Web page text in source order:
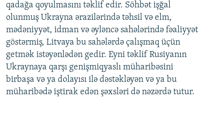
qadağa qoyulmasını təklif edir. Söhbət işğal
olunmuş Ukrayna ərazilərində təhsil və elm,
mədəniyyət, idman və əyləncə sahələrində fəaliyyət
göstərmiş, Litvaya bu sahələrdə çalışmaq üçün
getmək istəyənlədən gedir. Eyni təklif Rusiyanın
Ukraynaya qarşı genişmiqyaslı müharibəsini
birbaşa və ya dolayısı ilə dəstəkləyən və ya bu
müharibədə iştirak edən şəxsləri də nəzərdə tutur.